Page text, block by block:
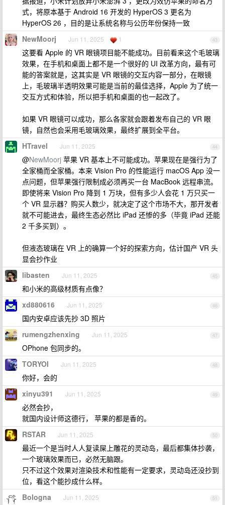
式，将原本基于 Android 16 开发的 HyperOS 3 更名为
HyperOS 26 ，目的是让系统名称与公历年份保持一致
43
NewMoorj Jun 11, 2025 1
这要看 Apple 的 VR 眼镜项目能不能成功。目前看来这个毛玻璃
效果，在手机和桌面上都不是一个很好的 UI 改革方向，最有可
能的答案就是，这其实是 VR 眼镜的交互内容一部分，在眼镜
上，毛玻璃半透明效果可能是当前的最佳选择，Apple 为了统一
交互方式和体验，所以把手机和桌面的也一起改了。
如果 VR 眼镜可以成功，那么各家就会跟着发布自己的 VR 眼
镜，自然也会采用毛玻璃效果，最终扩展到全平台。
44
HTravel Jun 11, 2025
@NewMoorj 苹果 VR 基本上不可能成功。苹果现在是强行为了
全家桶而全家桶。本来 Vision Pro 的性能运行 macOS App 没一
点问题，但苹果强行限制成必须再买一台 MacBook 远程串流。
即使将来 Vision Pro 降到 1 万块，但有多少人会花 1 万只买一
个 VR 显示器？购买人数少，就决定了这个市场不大，那开发者
就不可能进去，最终生态必然比 iPad 还惨的多（毕竟 iPad 还能
2 千多买到）。
但液态玻璃在 VR 上的确算一个好的探索方向，估计国产 VR 头
显会抄作业
45
libasten Jun 11, 2025
和小米的高级材质有点像？
46
xd880616 Jun 11, 2025
国内安卓应该先抄 3D 照片
47
rumengzhenxing Jun 11, 2025
OPhone 包同步的。
48
TORYOI Jun 11, 2025
你好，会的
49
xinyu391 Jun 11, 2025
必然会抄，
就国内设计师这德行， 苹果的都是香的。
50
RSTAR Jun 11, 2025
最近一个是当时人人复读屎上雕花的灵动岛，最后都集体抄袭，
一个玻璃效果而已，必然无脑跟。
只不过这个效果对渲染技术和性能有一定要求，灵动岛还没抄到
位，看这个能抄成什么样。
51
Bologna Jun 11, 2025